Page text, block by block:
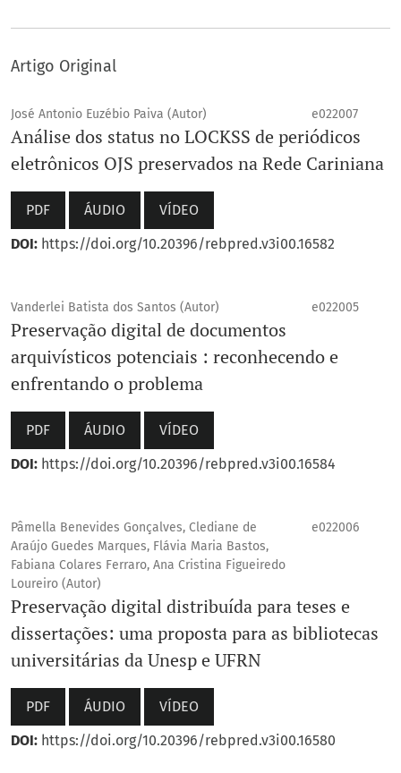
Artigo Original
José Antonio Euzébio Paiva (Autor) e022007
Análise dos status no LOCKSS de periódicos
eletrônicos OJS preservados na Rede Cariniana
PDF ÁUDIO
VÍDEO
DOI: https://doi.org/10.20396/rebpred.v3i00.16582
Vanderlei Batista dos Santos (Autor) e022005
Preservação digital de documentos
arquivísticos potenciais : reconhecendo e
enfrentando o problema
PDF ÁUDIO
VÍDEO
DOI: https://doi.org/10.20396/rebpred.v3i00.16584
Pâmella Benevides Gonçalves, Clediane de
Araújo Guedes Marques, Flávia Maria Bastos,
Fabiana Colares Ferraro, Ana Cristina Figueiredo
Loureiro (Autor)
e022006
Preservação digital distribuída para teses e
dissertações: uma proposta para as bibliotecas
universitárias da Unesp e UFRN
PDF ÁUDIO
VÍDEO
DOI: https://doi.org/10.20396/rebpred.v3i00.16580